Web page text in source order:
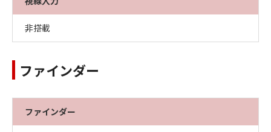
非搭載
ファインダー
ファインダー